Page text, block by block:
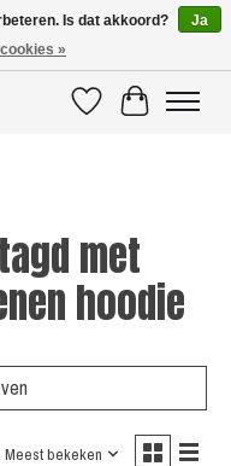
VerlanglijstWinkelwagen
met
hoodie
Meest bekeken
Is dat akkoord?
Ja
»